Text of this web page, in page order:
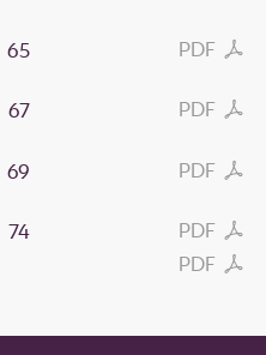
PDF
65
PDF
67
PDF
69
PDF
74
PDF